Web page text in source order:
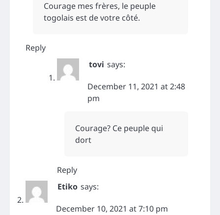
Courage mes frères, le peuple
togolais est de votre côté.
Reply
tovi says:
December 11, 2021 at 2:48
pm
Courage? Ce peuple qui
dort
Reply
Etiko says:
December 10, 2021 at 7:10 pm